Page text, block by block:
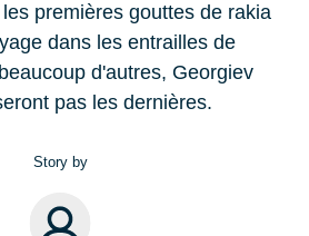
les premières gouttes de rakia
dans les entrailles de
d'autres, Georgiev
pas les dernières.
Story by